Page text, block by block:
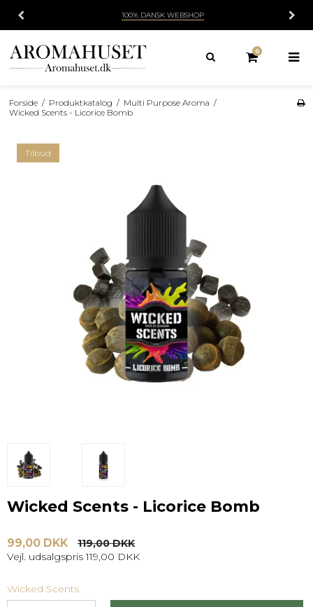
100% DANSK WEBSHOP
0
Forside / Produktkatalog / Multi Purpose Aroma /
Wicked Scents - Licorice Bomb
Tilbud
Wicked Scents - Licorice Bomb
99,00 DKK
119,00 DKK
Vejl. udsalgspris 119,00 DKK
Wicked Scents